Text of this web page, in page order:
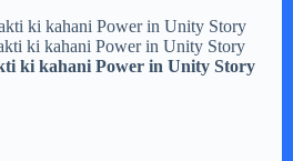
ki kahani Power in Unity Story
ki kahani Power in Unity Story